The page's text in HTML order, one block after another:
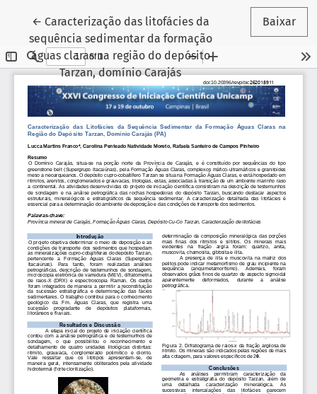
← Voltar aos Detalhes do Artigo
Caracterização das litofácies da
sequência sedimentar da formação
águas claras na região do depósito
Tarzan, domínio Carajás
Baixar